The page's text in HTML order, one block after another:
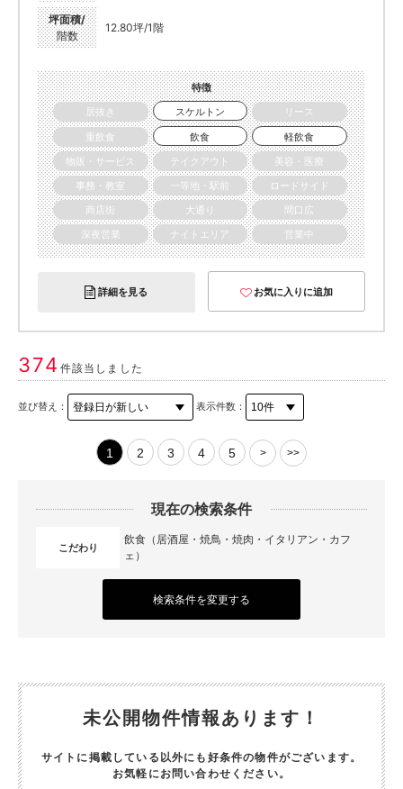
坪面積/
階数
12.80坪/1階
特徴
居抜き
スケルトン
リース
重飲食
飲食
軽飲食
物販・サービス
テイクアウト
美容・医療
事務・教室
一等地・駅前
ロードサイド
商店街
大通り
間口広
深夜営業
ナイトエリア 営業中
詳細を見る お気に入りに追加
374 件該当しました
並び替え： 表示件数：
1 2 3 4 5 > >>
現在の検索条件
こだわり
飲食（居酒屋・焼鳥・焼肉・イタリアン・カフ
ェ）
検索条件を変更する
未公開物件情報あります！
サイトに掲載している以外にも好条件の物件がございます。
お気軽にお問い合わせください。